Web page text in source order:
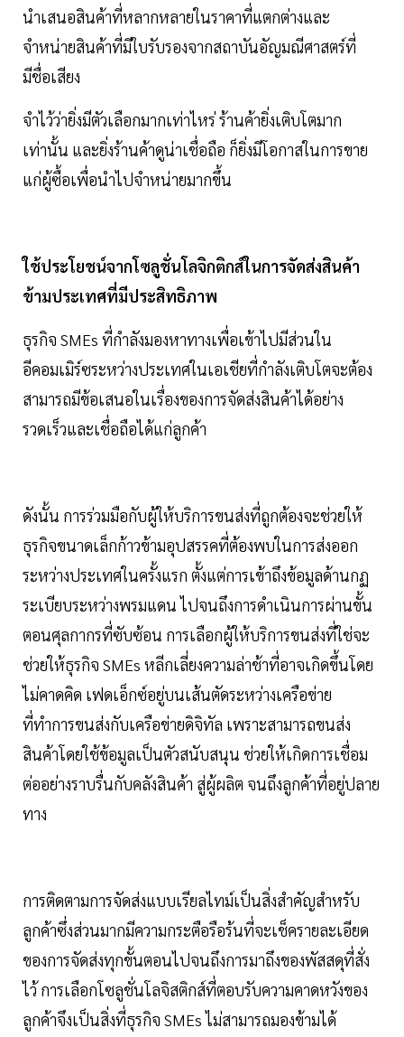
นำเสนอสินค้าที่หลากหลายในราคาที่แตกต่างและ
จำหน่ายสินค้าที่มีใบรับรองจากสถาบันอัญมณีศาสตร์ที่
มีชื่อเสียง
จำไว้ว่ายิ่งมีตัวเลือกมากเท่าไหร่ ร้านค้ายิ่งเติบโตมาก
เท่านั้น และยิ่งร้านค้าดูน่าเชื่อถือ ก็ยิ่งมีโอกาสในการขาย
แก่ผู้ซื้อเพื่อนำไปจำหน่ายมากขึ้น
ใช้ประโยชน์จากโซลูชั่นโลจิกติกส์ในการจัดส่งสินค้า
ข้ามประเทศที่มีประสิทธิภาพ
ธุรกิจ SMEs ที่กำลังมองหาทางเพื่อเข้าไปมีส่วนใน
อีคอมเมิร์ซระหว่างประเทศในเอเชียที่กำลังเติบโตจะต้อง
สามารถมีข้อเสนอในเรื่องของการจัดส่งสินค้าได้อย่าง
รวดเร็วและเชื่อถือได้แก่ลูกค้า
ดังนั้น การร่วมมือกับผู้ให้บริการขนส่งที่ถูกต้องจะช่วยให้
ธุรกิจขนาดเล็กก้าวข้ามอุปสรรคที่ต้องพบในการส่งออก
ระหว่างประเทศในครั้งแรก ตั้งแต่การเข้าถึงข้อมูลด้านกฏ
ระเบียบระหว่างพรมแดน ไปจนถึงการดำเนินการผ่านขั้น
ตอนศุลกากรที่ซับซ้อน การเลือกผู้ให้บริการขนส่งที่ใช่จะ
ช่วยให้ธุรกิจ SMEs หลีกเลี่ยงความล่าช้าที่อาจเกิดขึ้นโดย
ไม่คาดคิด เฟดเอ็กซ์อยู่บนเส้นตัดระหว่างเครือข่าย
ที่ทำการขนส่งกับเครือข่ายดิจิทัล เพราะสามารถขนส่ง
สินค้าโดยใช้ข้อมูลเป็นตัวสนับสนุน ช่วยให้เกิดการเชื่อม
ต่ออย่างราบรื่นกับคลังสินค้า สู่ผู้ผลิต จนถึงลูกค้าที่อยู่ปลาย
ทาง
การติดตามการจัดส่งแบบเรียลไทม์เป็นสิ่งสำคัญสำหรับ
ลูกค้าซึ่งส่วนมากมีความกระตือรือร้นที่จะเช็ครายละเอียด
ของการจัดส่งทุกขั้นตอนไปจนถึงการมาถึงของพัสสดุที่สั่ง
ไว้ การเลือกโซลูชั่นโลจิสติกส์ที่ตอบรับความคาดหวังของ
ลูกค้าจึงเป็นสิ่งที่ธุรกิจ SMEs ไม่สามารถมองข้ามได้